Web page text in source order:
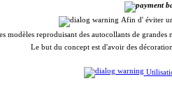
Afin d' éviter
modèles reproduisant des autocollants de grandes
Le but du concept est d'avoir des